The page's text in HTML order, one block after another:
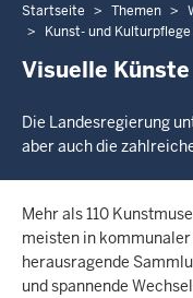
Sie
befinden
sich
Startseite Themen
Kunst- und Kulturpflege
Visuelle Künste
Die Landesregierung
aber auch die
Mehr als 110
meisten in
herausragende
und spannende